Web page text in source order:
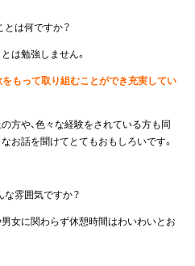
は何ですか？
は勉強しません。
もって取り組むことができ充実してい
方や、色々な経験をされている方も同
お話を聞けてとてもおもしろいです。
雰囲気ですか？
女に関わらず休憩時間はわいわいとお